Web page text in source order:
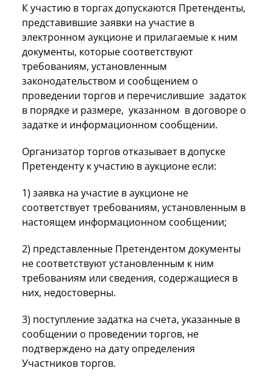
К участию в торгах допускаются Претенденты,
представившие заявки на участие в
электронном аукционе и прилагаемые к ним
документы, которые соответствуют
требованиям, установленным
законодательством и сообщением о
проведении торгов и перечислившие задаток
в порядке и размере, указанном в договоре о
задатке и информационном сообщении.
Организатор торгов отказывает в допуске
Претенденту к участию в аукционе если:
1) заявка на участие в аукционе не
соответствует требованиям, установленным в
настоящем информационном сообщении;
2) представленные Претендентом документы
не соответствуют установленным к ним
требованиям или сведения, содержащиеся в
них, недостоверны.
3) поступление задатка на счета, указанные в
сообщении о проведении торгов, не
подтверждено на дату определения
Участников торгов.